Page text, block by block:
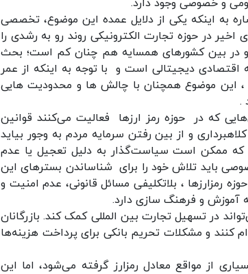
و خصوصی وجود دارد.
به اینکه یکی از دلایل عمده‌ این موضوع، تخصصی
در حوزه تجارت الکترونیکی روند رو به رشدی را
و در بین کشورهای همسایه هم چنان کم است؛ بحث
اقتصادی دیجیتالی است و با توجه به اینکه از عمر
، این موضوع همچنان با چالش ها و محدودیت هایی
.
که در حوزه رمز ارزها فعالیت می‌کنند قوانین
و از بین رفتن سرمایه مردم به وجور بیاید
ممکن است سیاست‌گذار به دلیل تعجیل یا عدم
باید تلاش خود را برای شناساندن بسترهای این
، بلاتکلیفی مسائل قانونی، عدم امنیت و
آموزش و فرهنگ سازی دارد.
در تسهیل تجارت بین المللی کمک کند. بازرگانان
کنند و مشکلات تحریم بانکی برای پرداخت هزینه‌ها
از مواقع معادل رمزارز گرفته می‌شود، اما این